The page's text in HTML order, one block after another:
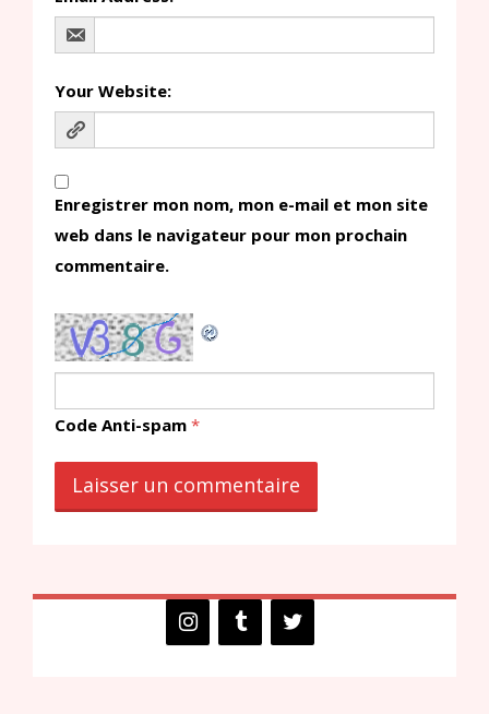
Your Website:
Enregistrer mon nom, mon e-mail et mon site
web dans le navigateur pour mon prochain
commentaire.
Code Anti-spam *